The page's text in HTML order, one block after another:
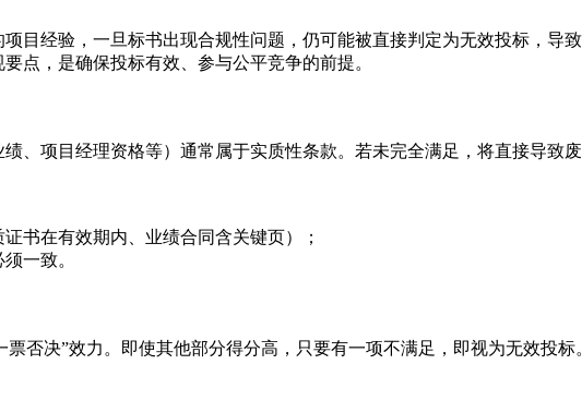
目经验，一旦标书出现合规性问题，仍可能被直接判定为无效投标，导
点，是确保投标有效、参与公平竞争的前提。
、项目经理资格等）通常属于实质性条款。若未完全满足，将直接导致废
书在有效期内、业绩合同含关键页）；
一致。
否决”效力。即使其他部分得分高，只要有一项不满足，即视为无效投标